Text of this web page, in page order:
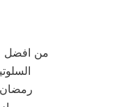
رمضان